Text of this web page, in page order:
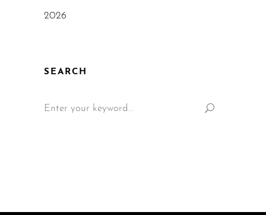
2026
SEARCH
for: